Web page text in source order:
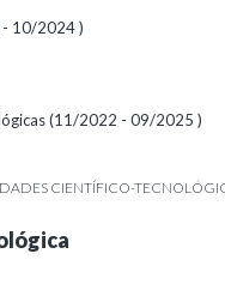
- 10/2024 )
(11/2022 - 09/2025 )
CIENTÍFICO-